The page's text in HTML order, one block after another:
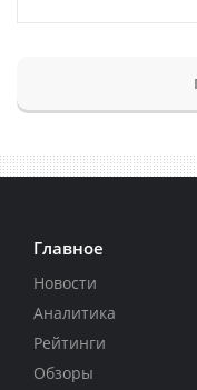
Главное
Новости
Аналитика
Рейтинги
Обзоры